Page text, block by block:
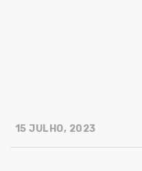
15 JULHO, 2023